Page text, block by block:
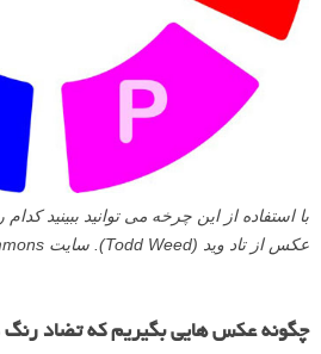
با استفاده از این چرخه می توانید ببینید کدام
عکس از تاد وید (Todd Weed). سایت Creative Commons.
چگونه عکس هایی بگیریم که تضاد رنگ